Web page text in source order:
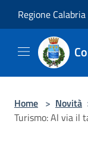
Regione Calabria
Home > Novità
Turismo: Al via il